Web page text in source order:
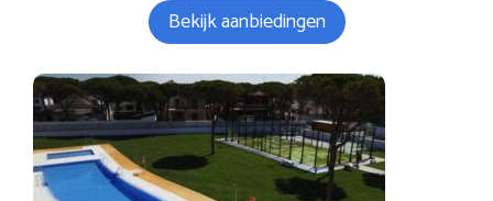
Bekijk aanbiedingen